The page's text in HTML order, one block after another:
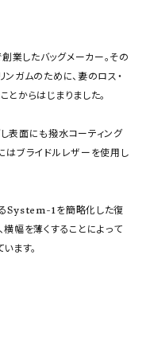
したバッグメーカー。その
ガムのために、妻のロス・
とからはじまりました。
表面にも撥水コーティング
はブライドルレザーを使用し
System-1を簡略化した復
横幅を薄くすることによって
ます。